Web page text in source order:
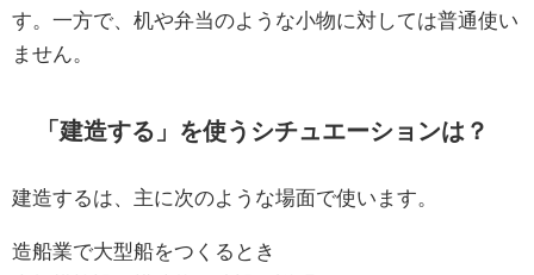
す。一方で、机や弁当のような小物に対しては普通使い
ません。
「建造する」を使うシチュエーションは？
建造するは、主に次のような場面で使います。
造船業で大型船をつくるとき